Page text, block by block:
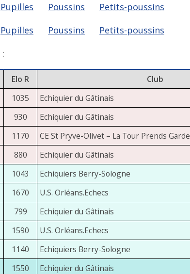
Pupilles Poussins
Petits-poussins
Pupilles Poussins Petits-poussins
:
Elo R Club
1035 Echiquier du Gâtinais
930 Echiquier du Gâtinais
1170 CE St Pryve-Olivet – La Tour Prends Garde
880 Echiquier du Gâtinais
1043 Echiquiers Berry-Sologne
1670 U.S. Orléans.Echecs
799 Echiquier du Gâtinais
1590 U.S. Orléans.Echecs
1140 Echiquiers Berry-Sologne
1550 Echiquier du Gâtinais